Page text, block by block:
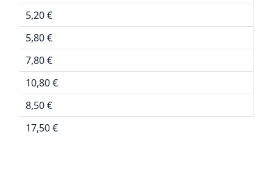
5,20 €
5,80 €
7,80 €
10,80 €
8,50 €
17,50 €